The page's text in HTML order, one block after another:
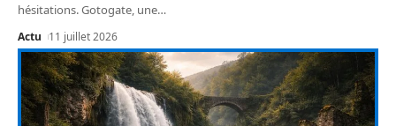
hésitations. Gotogate, une…
Actu 11 juillet 2026